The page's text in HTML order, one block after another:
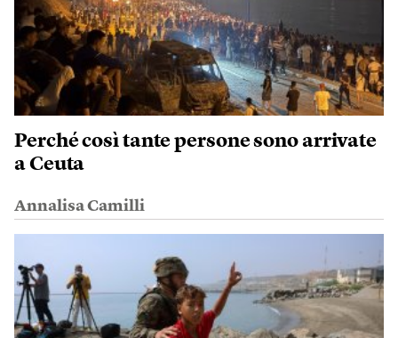
Perché così tante persone sono arrivate
a Ceuta
Annalisa Camilli